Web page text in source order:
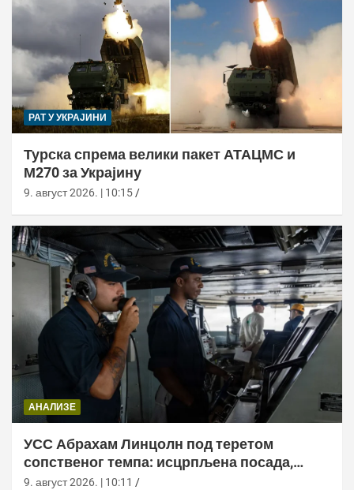
РАТ У УКРАЈИНИ
Турска спрема велики пакет АТАЦМС и
М270 за Украјину
9. август 2026. | 10:15
АНАЛИЗЕ
УСС Абрахам Линцолн под теретом
сопственог темпа: исцрпљена посада,
проблеми са снабдевањем и пад морала
9. август 2026. | 10:11